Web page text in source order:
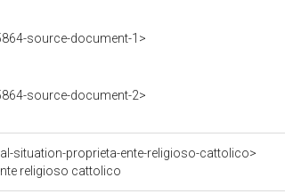
source-document-1>
source-document-2>
situation-proprieta-ente-religioso-cattolico>
religioso cattolico